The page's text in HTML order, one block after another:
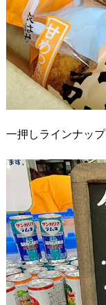
一押しラインナッ